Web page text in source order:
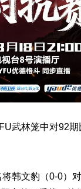
武林笼中对92
韩文豹（0-0）